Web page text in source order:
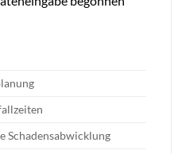
Schadensabwicklung